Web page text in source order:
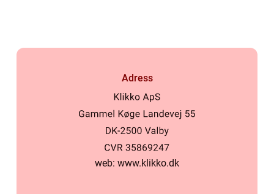
Adress
web: www.klikko.dk